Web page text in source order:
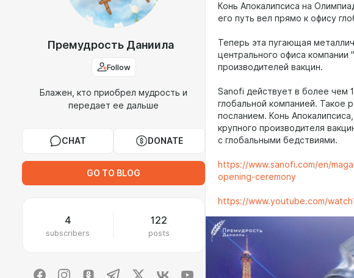
Премудрость Даниила
Follow
Блажен, кто приобрел мудрость и
передает ее дальше
CHAT DONATE
GO TO BLOG
4
subscribers
122
posts
Конь Апокалипсиса на
его путь вел прямо к офису
Теперь эта пугающая
центрального офиса компании
производителей вакцин.
Sanofi действует в более чем
глобальной компанией.
посланием. Конь
крупного производителя
с глобальными бедствиями.
https://www.sanofi.com/en/
opening-ceremony
https://www.youtube.com/